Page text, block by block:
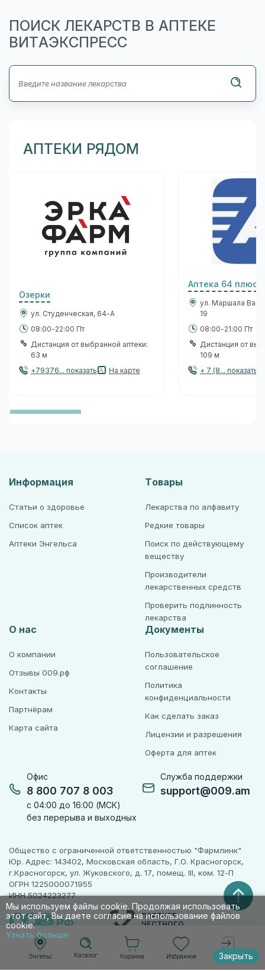
Энгельс Каталог Корзина Избранное Войти
ПОИСК ЛЕКАРСТВ В АПТЕКЕ
ВИТАЭКСПРЕСС
АПТЕКИ РЯДОМ
Озерки
ул. Студенческая, 64-А
08:00-22:00 Пт
Дистанция от выбранной аптеки:
63 м
+79376... показать
На карте
Аптека 64 плюс
ул. Маршала
19
08:00-21:00 Пт
Дистанция от
109 м
+ 7 (8... показать
Мы используем файлы cookie. Продолжая использовать
этот сайт, Вы даете согласие на использование файлов
cookie.
Узнать больше
Закрыть
Офис
8 800 707 8 003
с 04:00 до 16:00 (МСК)
без перерыва и выходных
Служба поддержки
support@009.am
Информация
Статьи о здоровье
Список аптек
Аптеки Энгельса
Товары
Лекарства по алфавиту
Редкие товары
Поиск по действующему
веществу
Производители
лекарственных средств
Проверить подлинность
лекарства
О нас
О компании
Отзывы 009.рф
Контакты
Партнёрам
Карта сайта
Документы
Пользовательское
соглашение
Политика
конфиденциальности
Как сделать заказ
Лицензии и разрешения
Оферта для аптек
Общество с ограниченной ответственностью "Фармлинк"
Юр. Адрес: 143402, Московская область, Г.О. Красногорск,
г.Красногорск, ул. Жуковского, д. 17, помещ. III, ком. 12-П
ОГРН 1225000071955
ИНН 5024223277
ПАРТНЕР
ЧЕСТНОГО